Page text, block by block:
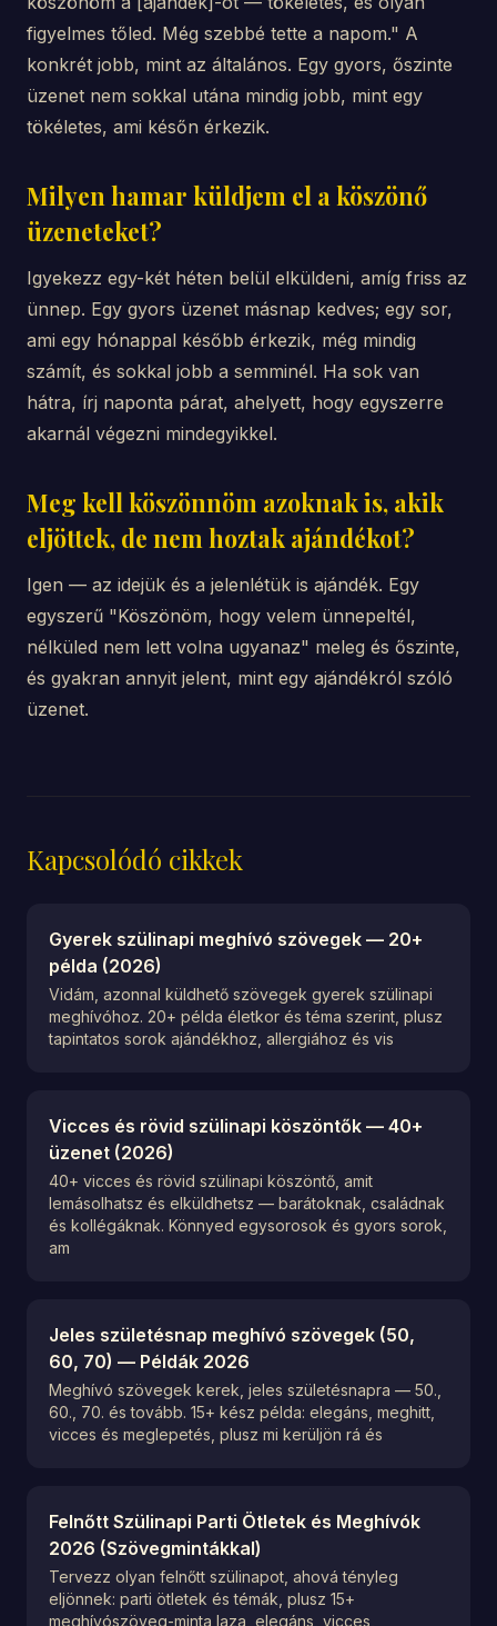
figyelmes tőled. Még szebbé tette a napom." A
konkrét jobb, mint az általános. Egy gyors, őszinte
üzenet nem sokkal utána mindig jobb, mint egy
tökéletes, ami későn érkezik.
Milyen hamar küldjem el a köszönő
üzeneteket?
Igyekezz egy-két héten belül elküldeni, amíg friss az
ünnep. Egy gyors üzenet másnap kedves; egy sor,
ami egy hónappal később érkezik, még mindig
számít, és sokkal jobb a semminél. Ha sok van
hátra, írj naponta párat, ahelyett, hogy egyszerre
akarnál végezni mindegyikkel.
Meg kell köszönnöm azoknak is, akik
eljöttek, de nem hoztak ajándékot?
Igen — az idejük és a jelenlétük is ajándék. Egy
egyszerű "Köszönöm, hogy velem ünnepeltél,
nélküled nem lett volna ugyanaz" meleg és őszinte,
és gyakran annyit jelent, mint egy ajándékról szóló
üzenet.
Kapcsolódó cikkek
Gyerek szülinapi meghívó szövegek — 20+
példa (2026)
Vidám, azonnal küldhető szövegek gyerek szülinapi
meghívóhoz. 20+ példa életkor és téma szerint, plusz
tapintatos sorok ajándékhoz, allergiához és vis
Vicces és rövid szülinapi köszöntők — 40+
üzenet (2026)
40+ vicces és rövid szülinapi köszöntő, amit
lemásolhatsz és elküldhetsz — barátoknak, családnak
és kollégáknak. Könnyed egysorosok és gyors sorok,
am
Jeles születésnap meghívó szövegek (50,
60, 70) — Példák 2026
Meghívó szövegek kerek, jeles születésnapra — 50.,
60., 70. és tovább. 15+ kész példa: elegáns, meghitt,
vicces és meglepetés, plusz mi kerüljön rá és
Felnőtt Szülinapi Parti Ötletek és Meghívók
2026 (Szövegmintákkal)
Tervezz olyan felnőtt szülinapot, ahová tényleg
eljönnek: parti ötletek és témák, plusz 15+
meghívószöveg-minta laza, elegáns, vicces,